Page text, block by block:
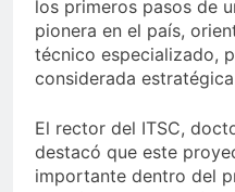
los primeros pasos de
pionera en el país,
técnico especializado,
considerada
El rector del ITSC,
destacó que este
importante dentro del